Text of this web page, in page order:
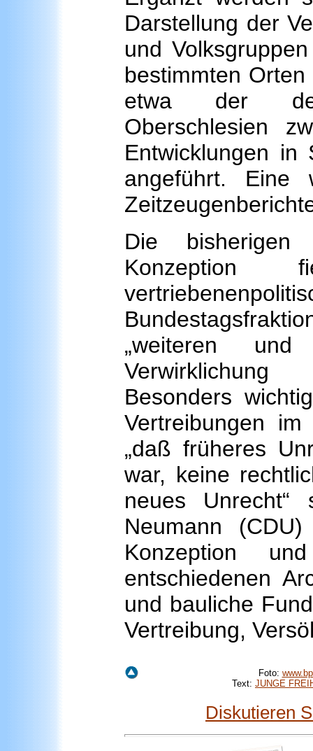
Darstellung der
und
bestimmten
etwa der
Oberschlesien
Entwicklungen in
angeführt. Eine
Die
„weiteren
Verwirklichung
Besonders
Vertreibungen
„daß früheres
war, keine
neues Unrecht“
Neumann
Konzeption
entschiedenen
und bauliche
Vertreibung,
Foto:
Text: JUNGE
Diskutieren